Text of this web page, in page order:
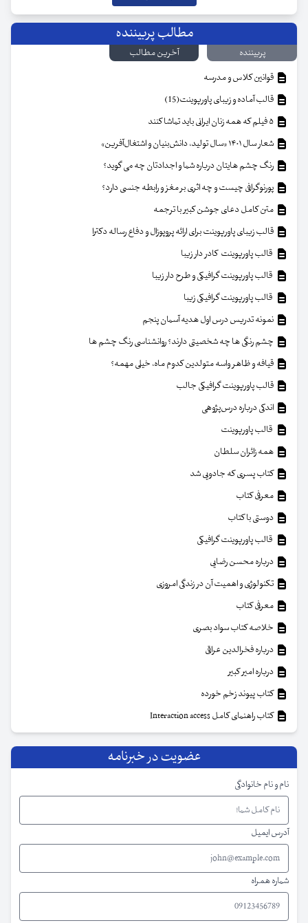
مطالب پربیننده
پربیننده
آخرین مطالب
قوانین کلاس و مدرسه
قالب آماده و زیبای پاورپوینت(15)
شعار سال ۱۴۰۱ «سال تولید، دانش‌بنیان و اشتغال‌آفرین»
رنگ چشم هایتان درباره شما و اجدادتان چه می گوید؟
پورنوگرافی چیست و چه اثری بر مغز و رابطه جنسی دارد؟
متن کامل دعای جوشن کبیر با ترجمه
قالب زیبای پاورپوینت برای ارائه پروپوزال و دفاع رساله دکترا
قالب پاورپوینت کادر دار زیبا
قالب پاورپوینت گرافیکی و طرح دار زیبا
قالب پاورپوینت گرافیکی زیبا
نمونه تدریس درس اول هدیه آسمان پنجم
چشم رنگی ها چه شخصیتی دارند؟ روانشناسی رنگ چشم ها
قیافه و ظاهر واسه متولدین کدوم ماه، خیلی مهمه؟
قالب پاورپوینت گرافیکی جالب
اندکی درباره درس‌پژوهی
قالب پاورپوینت
همه زائران سلطان
کتاب پسری که جادویی شد
معرفی کتاب
دوستی با کتاب
قالب پاورپوینت گرافیکی
درباره محسن رضایی
تکنولوژی و اهمیت آن در زندگی امروزی
معرفی کتاب
خلاصه کتاب سواد بصری
درباره فخرالدین عراقی
درباره امیر کبیر
کتاب پیوند زخم خورده
کتاب راهنمای کامل Interaction access
عضویت در خبرنامه
نام و نام خانوادگی
آدرس ایمیل
شماره همراه